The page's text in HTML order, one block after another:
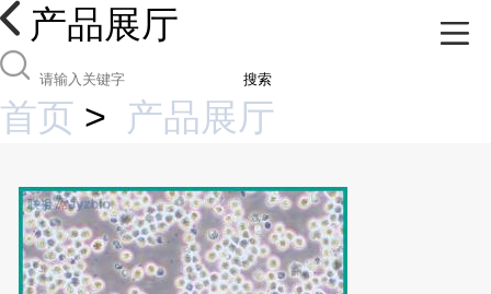
产品展厅
搜索
首页 > 产品展厅